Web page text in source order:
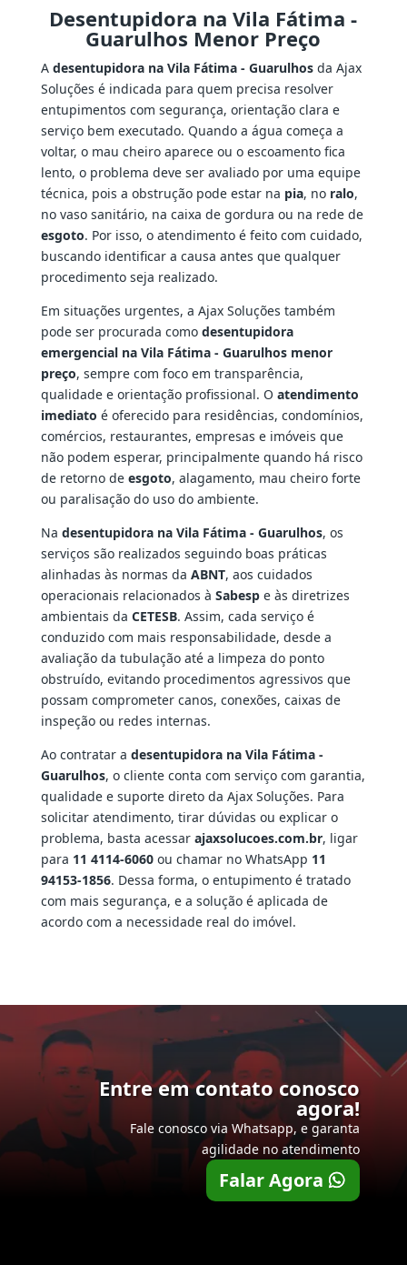
Desentupidora na Vila Fátima -
Guarulhos Menor Preço
A desentupidora na Vila Fátima - Guarulhosda Ajax
Soluções é indicada para quem precisa resolver
entupimentos com segurança, orientação clara e
serviço bem executado. Quando a água começa a
voltar, o mau cheiro aparece ou o escoamento fica
lento, o problema deve ser avaliado por uma equipe
técnica, pois a obstrução pode estar na pia, no ralo,
no vaso sanitário, na caixa de gordura ou na rede de
esgoto. Por isso, o atendimento é feito com cuidado,
buscando identificar a causa antes que qualquer
procedimento seja realizado.
Em situações urgentes, a Ajax Soluções também
pode ser procurada como desentupidora
emergencial na Vila Fátima - Guarulhos menor
preço, sempre com foco em transparência,
qualidade e orientação profissional. O atendimento
imediato é oferecido para residências, condomínios,
comércios, restaurantes, empresas e imóveis que
não podem esperar, principalmente quando há risco
de retorno de esgoto, alagamento, mau cheiro forte
ou paralisação do uso do ambiente.
Na desentupidora na Vila Fátima - Guarulhos, os
serviços são realizados seguindo boas práticas
alinhadas às normas da ABNT, aos cuidados
operacionais relacionados à Sabespe às diretrizes
ambientais da CETESB. Assim, cada serviço é
conduzido com mais responsabilidade, desde a
avaliação da tubulação até a limpeza do ponto
obstruído, evitando procedimentos agressivos que
possam comprometer canos, conexões, caixas de
inspeção ou redes internas.
Ao contratar a desentupidora na Vila Fátima -
Guarulhos, o cliente conta com serviço com garantia,
qualidade e suporte direto da Ajax Soluções. Para
solicitar atendimento, tirar dúvidas ou explicar o
problema, basta acessar ajaxsolucoes.com.br, ligar
para 11 4114-6060ou chamar no WhatsApp 11
94153-1856. Dessa forma, o entupimento é tratado
com mais segurança, e a solução é aplicada de
acordo com a necessidade real do imóvel.
Entre em contato conosco
agora!
Fale conosco via Whatsapp, e garanta
agilidade no atendimento
Falar Agora